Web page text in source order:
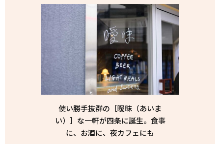
使い勝手抜群の［曖昧（あいま
い）］な一軒が四条に誕生。食事
に、お酒に、夜カフェにも